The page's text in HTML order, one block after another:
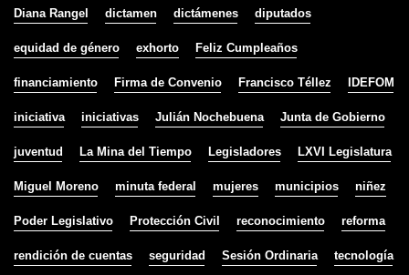
Diana Rangel dictamen dictámenes diputados
equidad de género exhorto Feliz Cumpleaños
financiamiento Firma de Convenio Francisco Téllez IDEFOM
iniciativa iniciativas Julián Nochebuena Junta de Gobierno
juventud La Mina del Tiempo Legisladores LXVI Legislatura
Miguel Moreno minuta federal mujeres municipios niñez
Poder Legislativo Protección Civil reconocimiento reforma
rendición de cuentas seguridad Sesión Ordinaria tecnología